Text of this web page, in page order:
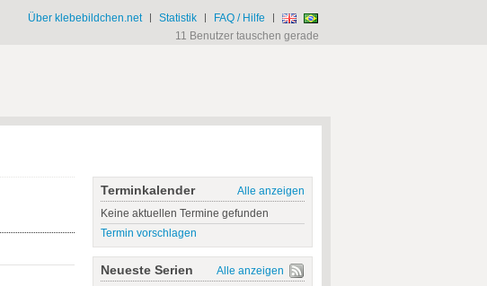
Über klebebildchen.net | Statistik | FAQ / Hilfe |
11 Benutzer tauschen gerade
Terminkalender
Alle anzeigen
Keine aktuellen Termine gefunden
Termin vorschlagen
Neueste Serien
Alle anzeigen